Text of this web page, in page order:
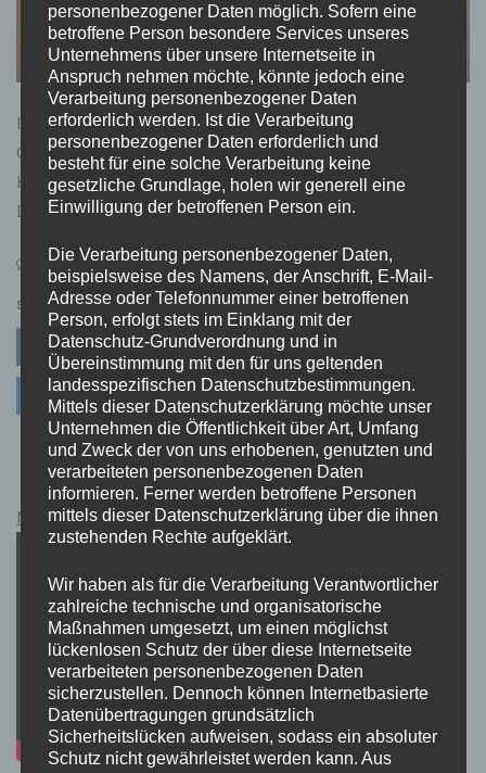
In einer Welt, in der Bildschirmzeit oft überwiegt, bietet
Connetix eine erfrischende Alternative, um die
Kreativität und Vorstellungskraft von Kindern anzuregen.
Dieses innovative Spielzeug aus
Leave a Commenton
Entdecke
die
Magie
von
Connetix:
Kreativer
Bau-
Spaß
für
Kinder
SHARE
Facebook Twitter Pinterest
Linkedin
Netflix Guthabenkarten Kauflink.>LINK<
personenbezogener Daten möglich. Sofern eine
betroffene Person besondere Services unseres
Unternehmens über unsere Internetseite in
Anspruch nehmen möchte, könnte jedoch eine
Verarbeitung personenbezogener Daten
erforderlich werden. Ist die Verarbeitung
personenbezogener Daten erforderlich und
besteht für eine solche Verarbeitung keine
gesetzliche Grundlage, holen wir generell eine
Einwilligung der betroffenen Person ein.
Die Verarbeitung personenbezogener Daten,
beispielsweise des Namens, der Anschrift, E-Mail-
Adresse oder Telefonnummer einer betroffenen
Person, erfolgt stets im Einklang mit der
Datenschutz-Grundverordnung und in
Übereinstimmung mit den für uns geltenden
landesspezifischen Datenschutzbestimmungen.
Mittels dieser Datenschutzerklärung möchte unser
Unternehmen die Öffentlichkeit über Art, Umfang
und Zweck der von uns erhobenen, genutzten und
verarbeiteten personenbezogenen Daten
informieren. Ferner werden betroffene Personen
mittels dieser Datenschutzerklärung über die ihnen
zustehenden Rechte aufgeklärt.
Wir haben als für die Verarbeitung Verantwortlicher
zahlreiche technische und organisatorische
Maßnahmen umgesetzt, um einen möglichst
lückenlosen Schutz der über diese Internetseite
verarbeiteten personenbezogenen Daten
sicherzustellen. Dennoch können Internetbasierte
Datenübertragungen grundsätzlich
Sicherheitslücken aufweisen, sodass ein absoluter
Schutz nicht gewährleistet werden kann. Aus